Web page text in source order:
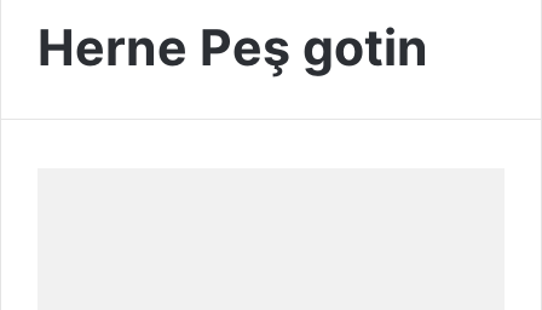
Herne Peş gotin